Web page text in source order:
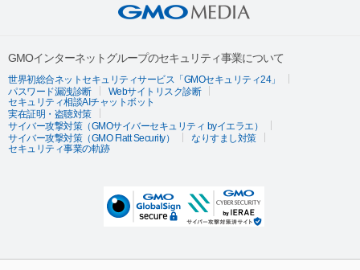
GMOインターネットグループのセキュリティ事業について
世界初総合ネットセキュリティサービス「GMOセキュリティ24」
パスワード漏洩診断
Webサイトリスク診断
セキュリティ相談AIチャットボット
実在証明・盗聴対策
サイバー攻撃対策（GMOサイバーセキュリティ byイエラエ）
サイバー攻撃対策（GMO Flatt Security）
なりすまし対策
セキュリティ事業の軌跡